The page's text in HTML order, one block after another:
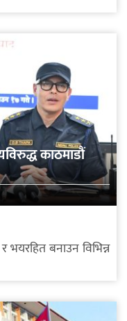
काठमाडौं
भयरहित बनाउन विभिन्न